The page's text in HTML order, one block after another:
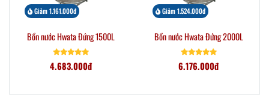
Giảm 1.161.000đ
Bồn nước Hwata Đứng 1500L
4.683.000đ
Giảm 1.524.000đ
Bồn nước Hwata Đứng 2000L
6.176.000đ